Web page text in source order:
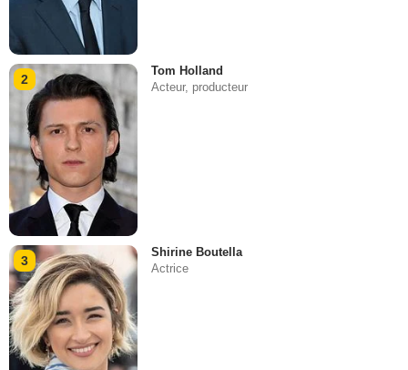
2
Tom Holland
Acteur, producteur
3
Shirine Boutella
Actrice